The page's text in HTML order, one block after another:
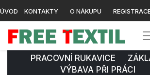
ÚVOD KONTAKTY O NÁKUPU
PRACOVNÍ RUKAVICE
VÝBAVA PŘI PRÁCI